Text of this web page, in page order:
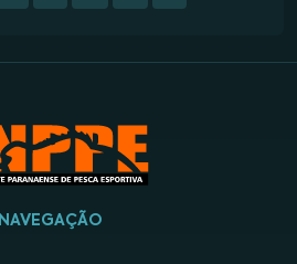
NAVEGAÇÃO